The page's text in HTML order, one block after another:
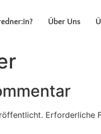
Über Uns
Erforderliche